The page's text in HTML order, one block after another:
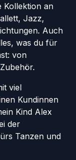
Kollektion an
Jazz,
Auch
was du für
von
viel
Kundinnen
Kind Alex
der
Tanzen und